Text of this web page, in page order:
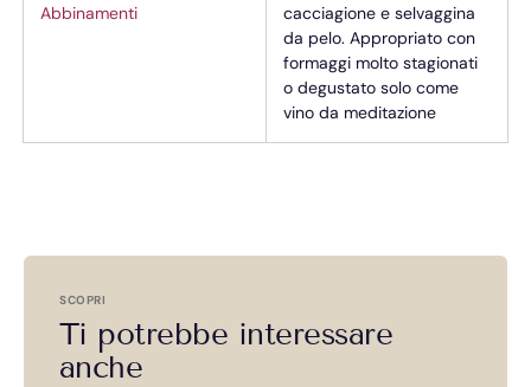
Abbinamenti
cacciagione e selvaggina
da pelo. Appropriato con
formaggi molto stagionati
o degustato solo come
vino da meditazione
SCOPRI
Ti potrebbe interessare
anche